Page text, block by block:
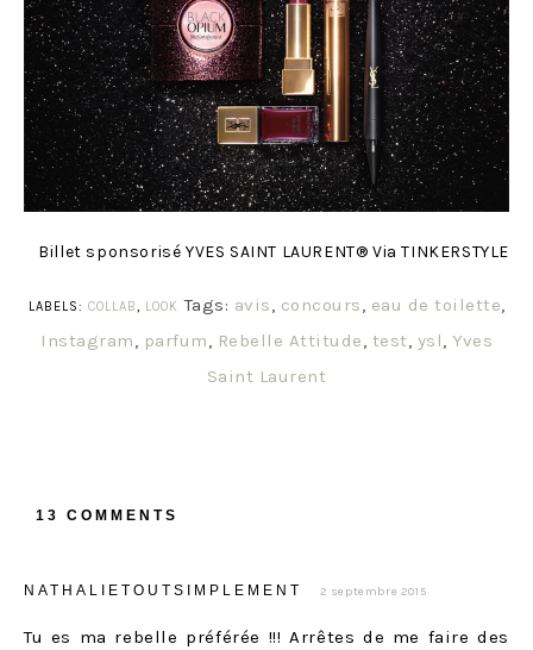
Billet sponsorisé YVES SAINT LAURENT® Via TINKERSTYLE
LABELS: COLLAB, LOOK Tags: avis, concours, eau de toilette,
Instagram, parfum, Rebelle Attitude, test, ysl, Yves
Saint Laurent
13 COMMENTS
NATHALIETOUTSIMPLEMENT 2 septembre 2015
Tu es ma rebelle préférée !!! Arrêtes de me faire des